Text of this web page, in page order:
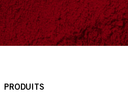
PRODUITS